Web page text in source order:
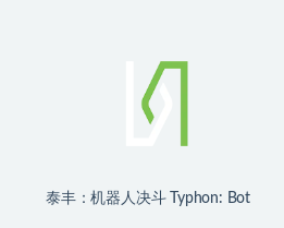
泰丰：机器人决斗 Typhon: Bot